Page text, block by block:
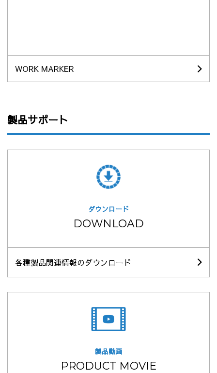
WORK MARKER
製品サポート
ダウンロード
DOWNLOAD
各種製品関連情報のダウンロード
製品動画
PRODUCT MOVIE